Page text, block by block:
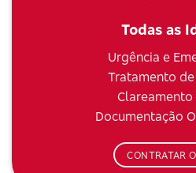
Todas as
Urgência e
Tratamento
Documentação
CONTRATAR